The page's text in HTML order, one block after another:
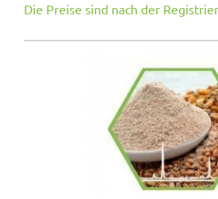
Die Preise sind nach der